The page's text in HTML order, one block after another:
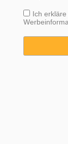
Ich